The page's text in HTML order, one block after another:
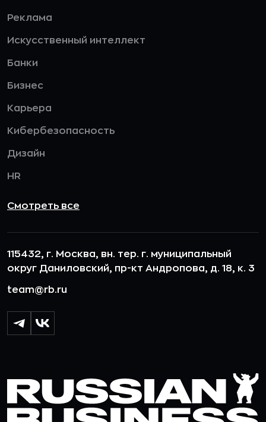
Реклама
Искусственный интеллект
Банки
Бизнес
Карьера
Кибербезопасность
Дизайн
HR
Смотреть все
115432, г. Москва, вн. тер. г. муниципальный
округ Даниловский, пр-кт Андропова, д. 18, к. 3
team@rb.ru